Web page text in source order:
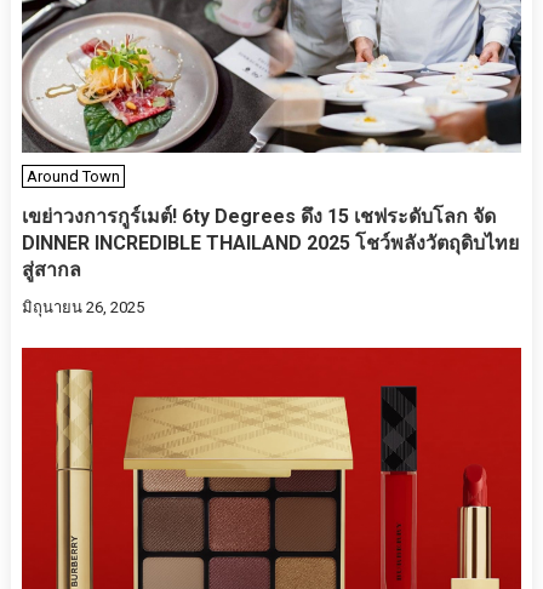
Around Town
เขย่าวงการกูร์เมต์! 6ty Degrees ดึง 15 เชฟระดับโลก จัด
DINNER INCREDIBLE THAILAND 2025 โชว์พลังวัตถุดิบไทย
สู่สากล
มิถุนายน 26, 2025